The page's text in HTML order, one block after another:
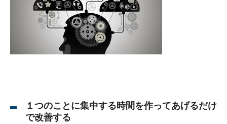
１つのことに集中する時間を作ってあげるだけ
で改善する